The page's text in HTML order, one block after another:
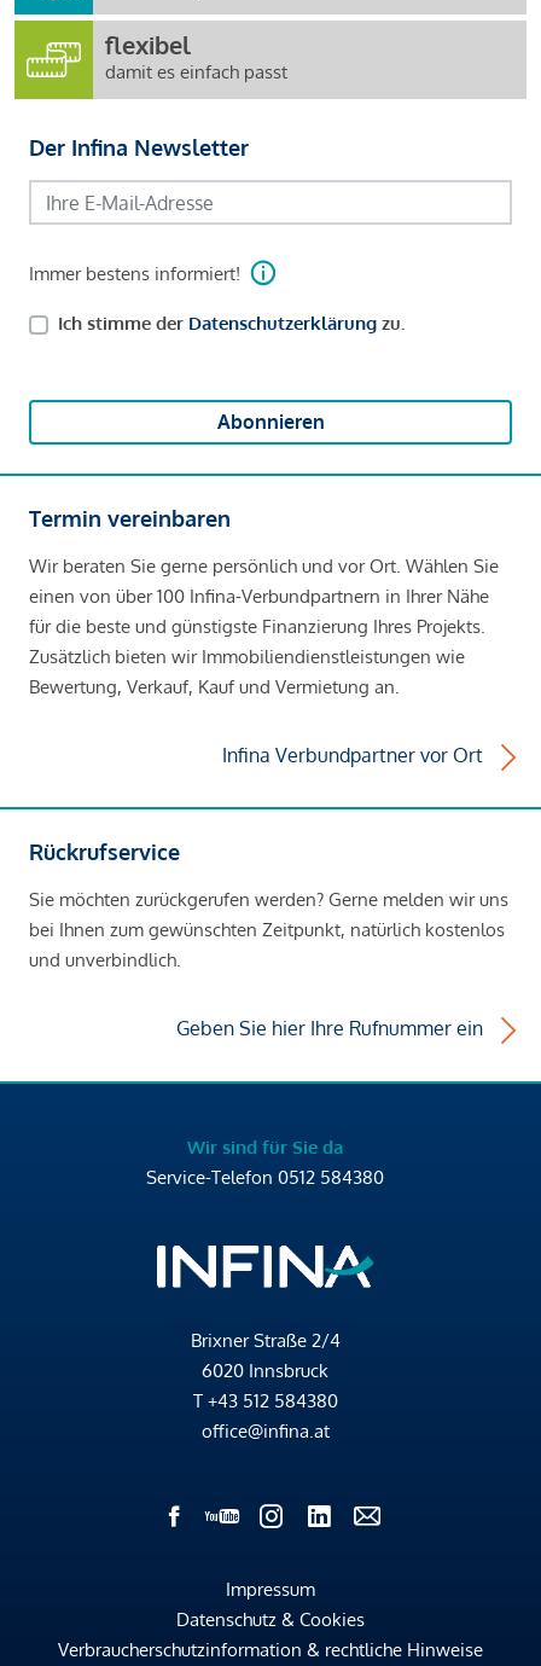
flexibel
damit es einfach passt
Der Infina Newsletter
Immer bestens informiert!
Ich stimme der Datenschutzerklärung zu.
Abonnieren
Termin vereinbaren
Wir beraten Sie gerne persönlich und vor Ort. Wählen Sie
einen von über 100 Infina-Verbundpartnern in Ihrer Nähe
für die beste und günstigste Finanzierung Ihres Projekts.
Zusätzlich bieten wir Immobiliendienstleistungen wie
Bewertung, Verkauf, Kauf und Vermietung an.
Infina Verbundpartner vor Ort
Rückrufservice
Sie möchten zurückgerufen werden? Gerne melden wir uns
bei Ihnen zum gewünschten Zeitpunkt, natürlich kostenlos
und unverbindlich.
Geben Sie hier Ihre Rufnummer ein
Wir sind für Sie da
Service-Telefon 0512 584380
Brixner Straße 2/4
6020 Innsbruck
T +43 512 584380
office@infina.at
Impressum
Datenschutz & Cookies
Verbraucherschutzinformation & rechtliche Hinweise